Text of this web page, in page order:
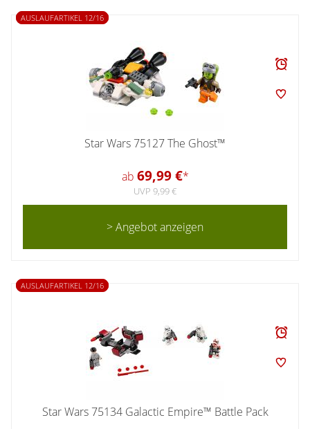
AUSLAUFARTIKEL 12/16
Star Wars 75127 The Ghost™
ab 69,99 €*
UVP 9,99 €
> Angebot anzeigen
AUSLAUFARTIKEL 12/16
Star Wars 75134 Galactic Empire™ Battle Pack